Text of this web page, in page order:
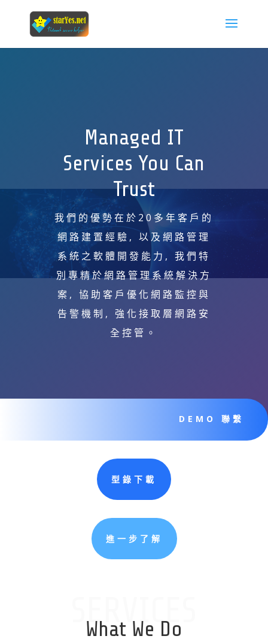
Managed IT
Services You Can
Trust
我們的優勢在於20多年客戶的
網路建置經驗, 以及網路管理
系統之軟體開發能力, 我們特
別專精於網路管理系統解決方
案, 協助客戶優化網路監控與
告警機制, 強化接取層網路安
全控管。
DEMO 聯繫
型錄下載
進一步了解
SERVICES
What We Do